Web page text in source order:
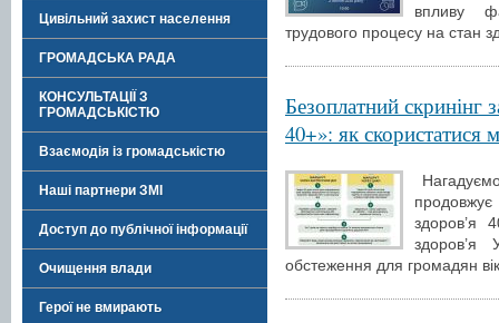
Цивільний захист населення
ГРОМАДСЬКА РАДА
КОНСУЛЬТАЦІЇ З
ГРОМАДСЬКІСТЮ
Взаємодія із громадськістю
Наші партнери ЗМІ
Доступ до публічної інформації
Очищення влади
Герої не вмирають
впливу
трудового процесу на стан
Безоплатний скринінг
40+»: як скористатися
здоров’я
здоров’я
обстеження для громадян